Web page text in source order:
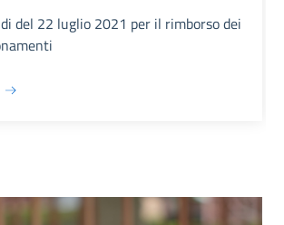
del 22 luglio 2021 per il rimborso dei